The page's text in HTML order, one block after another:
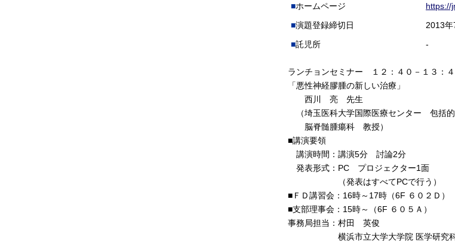
ホームページ
https://
演題登録締切日
2013年
託児所
-
ランチョンセミナー １２：４０－１３：４
「悪性神経膠腫の新しい治療」
西川 亮 先生
（埼玉医科大学国際医療センター 包括的
脳脊髄腫瘍科 教授）
■講演要領
講演時間：講演5分 討論2分
発表形式：PC プロジェクター1面
（発表はすべてPCで行う）
■ＦＤ講習会：16時～17時（6F ６０２Ｄ）
■支部理事会：15時～（6F ６０５Ａ）
事務局担当：村田 英俊
横浜市立大学大学院 医学研究科